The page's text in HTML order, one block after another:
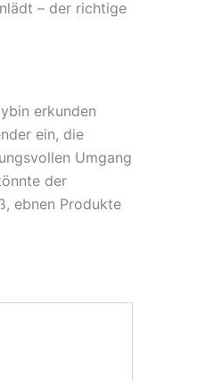
– der richtige
erkunden
ein, die
Umgang
der
ebnen Produkte